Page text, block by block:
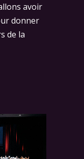
avoir
donner
de la